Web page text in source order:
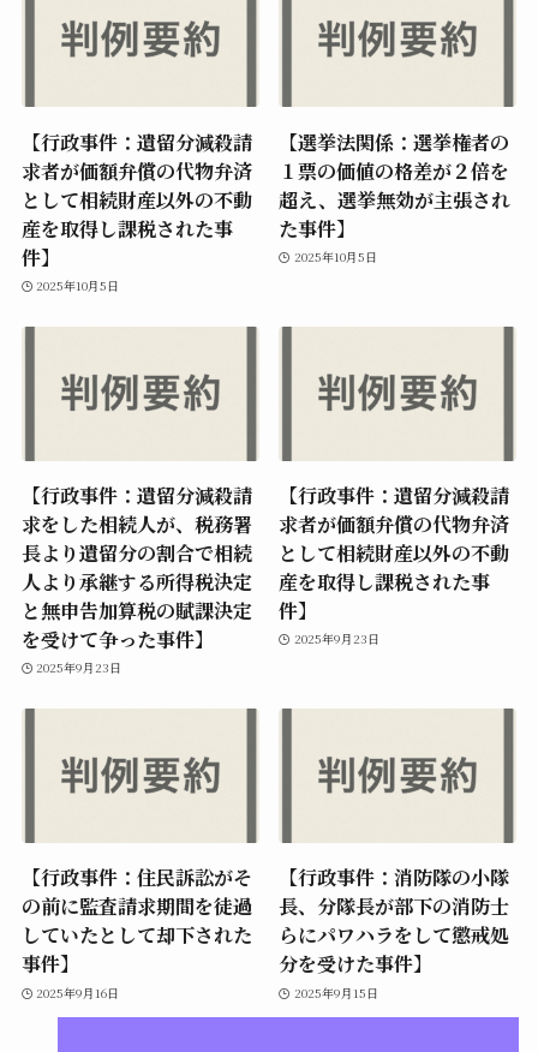
【行政事件：遺留分減殺請
求者が価額弁償の代物弁済
として相続財産以外の不動
産を取得し課税された事
件】
2025年10月5日
【選挙法関係：選挙権者の
１票の価値の格差が２倍を
超え、選挙無効が主張され
た事件】
2025年10月5日
【行政事件：遺留分減殺請
求をした相続人が、税務署
長より遺留分の割合で相続
人より承継する所得税決定
と無申告加算税の賦課決定
を受けて争った事件】
2025年9月23日
【行政事件：遺留分減殺請
求者が価額弁償の代物弁済
として相続財産以外の不動
産を取得し課税された事
件】
2025年9月23日
【行政事件：住民訴訟がそ
の前に監査請求期間を徒過
していたとして却下された
事件】
2025年9月16日
【行政事件：消防隊の小隊
長、分隊長が部下の消防士
らにパワハラをして懲戒処
分を受けた事件】
2025年9月15日